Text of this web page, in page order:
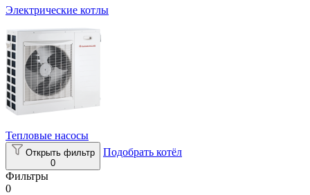
Электрические котлы
Тепловые насосы
Открыть фильтр
0
Подобрать котёл
Фильтры
0